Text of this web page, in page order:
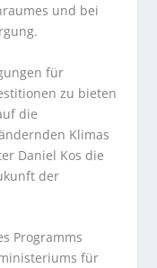
und bei
für
zu bieten
die
Klimas
Daniel Kos die
der
Programms
für